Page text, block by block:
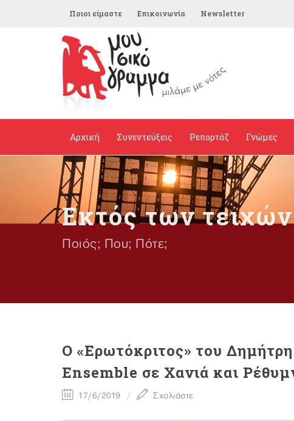
Ποιοι είμαστε Επικοινωνία Newsletter
Αρχική Συνεντεύξεις Ρεπορτάζ Γνώμες
Εκτός των τειχών
Ποιός; Που; Πότε;
O «Ερωτόκριτος» του
Ensemble σε Χανιά και
17/6/2019 Σχολιάστε